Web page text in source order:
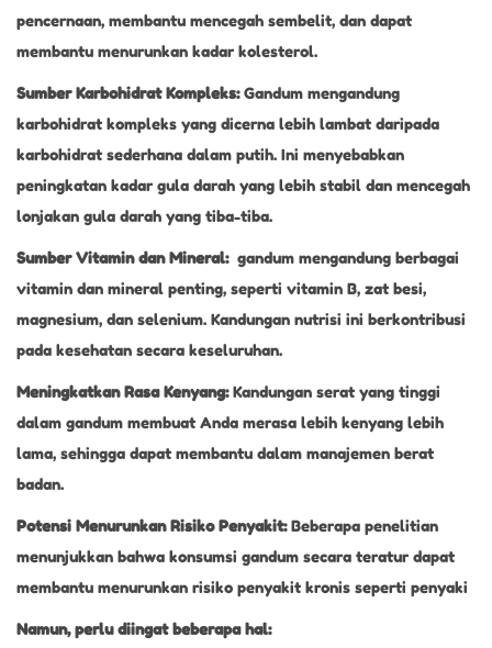
pencernaan, membantu mencegah sembelit, dan dapat
membantu menurunkan kadar kolesterol.
Sumber Karbohidrat Kompleks:Gandum mengandung
karbohidrat kompleks yang dicerna lebih lambat daripada
karbohidrat sederhana dalam putih. Ini menyebabkan
peningkatan kadar gula darah yang lebih stabil dan mencegah
lonjakan gula darah yang tiba-tiba.
Sumber Vitamin dan Mineral:gandum mengandung berbagai
vitamin dan mineral penting, seperti vitamin B, zat besi,
magnesium, dan selenium. Kandungan nutrisi ini berkontribusi
pada kesehatan secara keseluruhan.
Meningkatkan Rasa Kenyang:Kandungan serat yang tinggi
dalam gandum membuat Anda merasa lebih kenyang lebih
lama, sehingga dapat membantu dalam manajemen berat
badan.
Potensi Menurunkan Risiko Penyakit:Beberapa penelitian
menunjukkan bahwa konsumsi gandum secara teratur dapat
membantu menurunkan risiko penyakit kronis seperti penyaki
Namun, perlu diingat beberapa hal: